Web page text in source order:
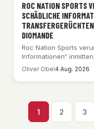
ROC NATION SPORTS
SCHÄDLICHE
DIOMANDE
Roc Nation Sports
Informationen“
Vinicius Junior und…
Oliver Obel4 Aug. 2026
1 2 3